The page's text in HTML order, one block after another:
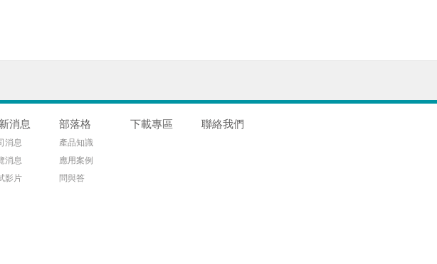
消息
消息
消息
影片
部落格
產品知識
應用案例
問與答
下載專區 聯絡我們